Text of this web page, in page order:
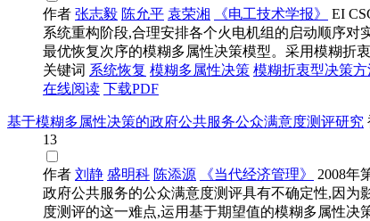
作者 张志毅 陈允平 袁荣湘 《电工技术学报》 EI
系统重构阶段,合理安排各个火电机组的启动顺序
最优恢复次序的模糊多属性决策模型。采用模糊折
关键词 系统恢复 模糊多属性决策 模糊折衷型决策方
在线阅读 下载PDF
基于模糊多属性决策的政府公共服务公众满意度测评研究
13
作者 刘静 盛明科 陈添源 《当代经济管理》
2008年
政府公共服务的公众满意度测评具有不确定性,因
度测评的这一难点,运用基于期望值的模糊多属性决